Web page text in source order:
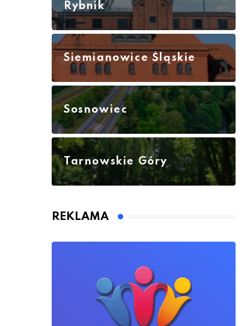
Rybnik
Siemianowice Śląskie
Sosnowiec
Tarnowskie Góry
REKLAMA